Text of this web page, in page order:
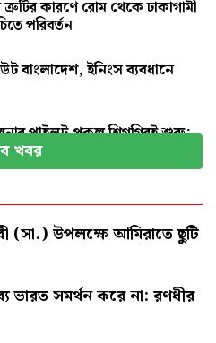
ত্রুটির কারণে রোম থেকে ঢাকাগামী
পরিবর্তন
বাংলাদেশ, ইনিংস ব্যবধানে
পাইলট প্রকল্প শিগগিরই শুরু:
দলীয় ইতিহাসের জায়গা না হয়:
খবর
(সা.) উপলক্ষে আমিরাতে ছুটি
ভারত সমর্থন করে না: রণধীর